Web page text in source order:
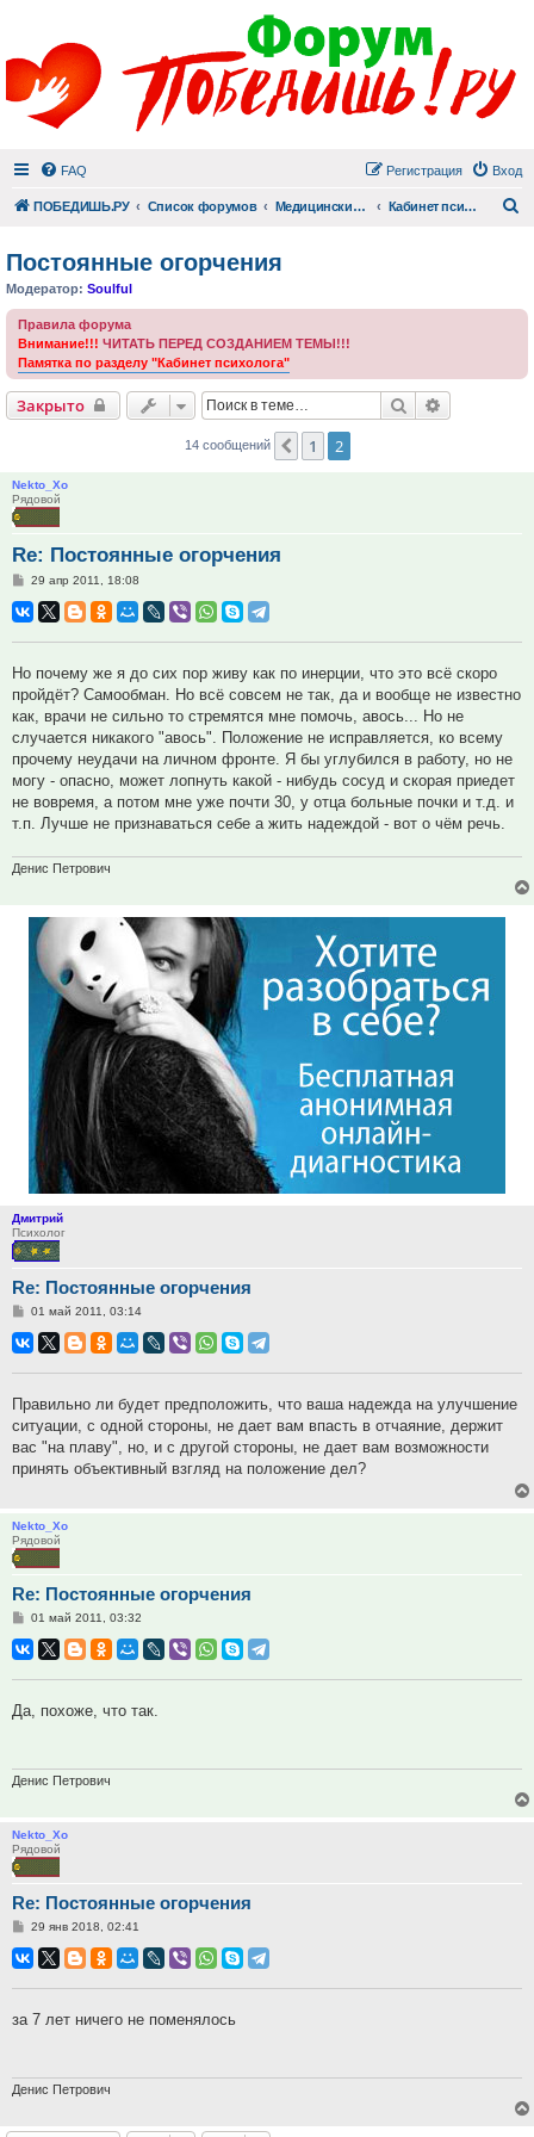
FAQ Вход
Регистрация
ПОБЕДИШЬ.РУ Список форумов Медицинский раздел Кабинет психолога
Постоянные огорчения
Модератор: Soulful
Правила форума
Внимание!!! ЧИТАТЬ ПЕРЕД СОЗДАНИЕМ ТЕМЫ!!!
Памятка по разделу "Кабинет психолога"
Закрыто Поиск
14 сообщений Пред.
1 2
Nekto_Xo
Рядовой
Re: Постоянные огорчения
Сообщение
29 апр 2011, 18:08
Но почему же я до сих пор живу как по инерции, что это всё скоро
пройдёт? Самообман. Но всё совсем не так, да и вообще не известно
как, врачи не сильно то стремятся мне помочь, авось... Но не
случается никакого "авось". Положение не исправляется, ко всему
прочему неудачи на личном фронте. Я бы углубился в работу, но не
могу - опасно, может лопнуть какой - нибудь сосуд и скорая приедет
не вовремя, а потом мне уже почти 30, у отца больные почки и т.д. и
т.п. Лучше не признаваться себе а жить надеждой - вот о чём речь.
Денис Петрович
Дмитрий
Психолог
Re: Постоянные огорчения
Сообщение
01 май 2011, 03:14
Правильно ли будет предположить, что ваша надежда на улучшение
ситуации, с одной стороны, не дает вам впасть в отчаяние, держит
вас "на плаву", но, и с другой стороны, не дает вам возможности
принять объективный взгляд на положение дел?
Nekto_Xo
Рядовой
Re: Постоянные огорчения
Сообщение
01 май 2011, 03:32
Да, похоже, что так.
Денис Петрович
Nekto_Xo
Рядовой
Re: Постоянные огорчения
Сообщение
29 янв 2018, 02:41
за 7 лет ничего не поменялось
Денис Петрович